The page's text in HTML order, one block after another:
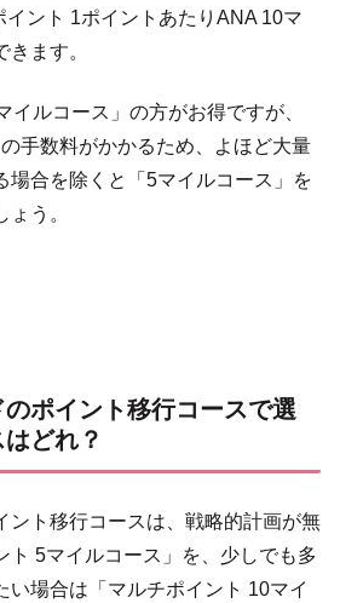
イント 1ポイントあたりANA 10マ
ます。
イルコース」の方がお得ですが、
手数料がかかるため、よほど大量
場合を除くと「5マイルコース」を
う。
ポイント移行コースで選
どれ？
ント移行コースは、戦略的計画が無
ト 5マイルコース」を、少しでも多
い場合は「マルチポイント 10マイ